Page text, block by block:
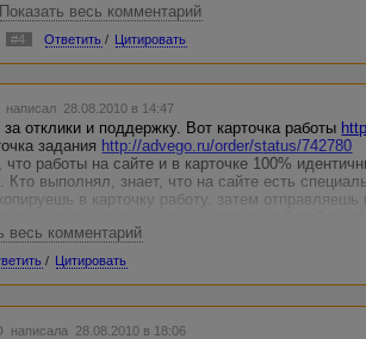
Но это однозначно не баг Адвего. Это лень/
Показать весь комментарий
#4 Ответить / Цитировать
написал 28.08.2010 в 14:47
отклики и поддержку. Вот карточка работы
задания http://advego.ru/order/status/742780
что работы на сайте и в карточке 100%
выполнял, знает, что на сайте есть
в карточку работу, затем
работа. Не знаю, где несоответствие
фильма я писала в кавычках, но другие ВМ
весь комментарий
/ Цитировать
написала 28.08.2010 в 18:06